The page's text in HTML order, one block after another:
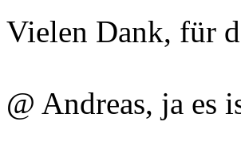
Vielen Dank, für
@ Andreas, ja es